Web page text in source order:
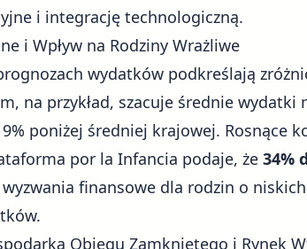
i integrację technologiczną.
i Wpływ na Rodziny Wrażliwe
wydatków podkreślają
na przykład, szacuje średnie wydatki
poniżej średniej krajowej. Rosnące
por la Infancia podaje, że 34%
finansowe dla rodzin o
Obiegu Zamkniętego i Rynek